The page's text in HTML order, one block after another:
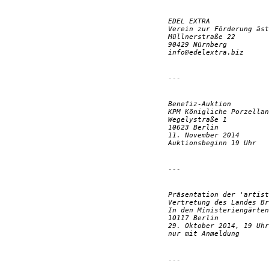
EDEL EXTRA
Verein zur Förderung
Müllnerstraße 22
90429 Nürnberg
info@edelextra.biz
---
Benefiz-Auktion
KPM Königliche
Wegelystraße 1
10623 Berlin
11. November 2014
Auktionsbeginn 19 Uhr
---
Präsentation der
Vertretung des Landes
In den
10117 Berlin
29. Oktober 2014, 19 Uhr
nur mit Anmeldung
---